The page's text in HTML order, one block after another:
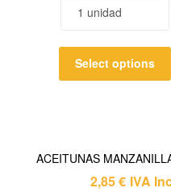
Select options
ACEITUNAS
2,85€ IVA